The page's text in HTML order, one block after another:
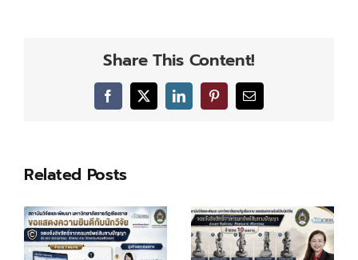
ยินดีShare This Content!
Facebook
X LinkedInPinterestEmail
Related Posts